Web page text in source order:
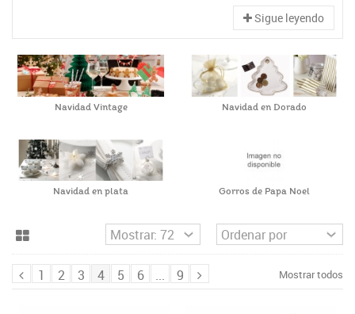
Sigue leyendo
Navidad Vintage Navidad en Dorado
Navidad en plata Gorros de Papa Noel
Mostrar todos
1 2 3 4 5 6 ... 9